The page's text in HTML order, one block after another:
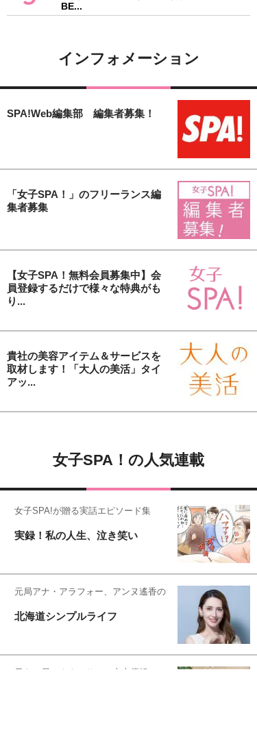
BE...
インフォメーション
SPA!Web編集部 編集者募集！
「女子SPA！」のフリーランス編
集者募集
【女子SPA！無料会員募集中】会
員登録するだけで様々な特典がも
り...
貴社の美容アイテム＆サービスを
取材します！「大人の美活」タイ
アッ...
女子SPA！の人気連載
女子SPA!が贈る実話エピソード集
実録！私の人生、泣き笑い
元局アナ・アラフォー、アンヌ遙香の
北海道シンプルライフ
元キー局アナウンサー・大木優紀の